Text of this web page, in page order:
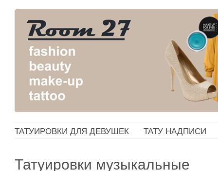
ТАТУИРОВКИ ДЛЯ ДЕВУШЕК ТАТУ НАДПИСИ
Татуировки музыкальные